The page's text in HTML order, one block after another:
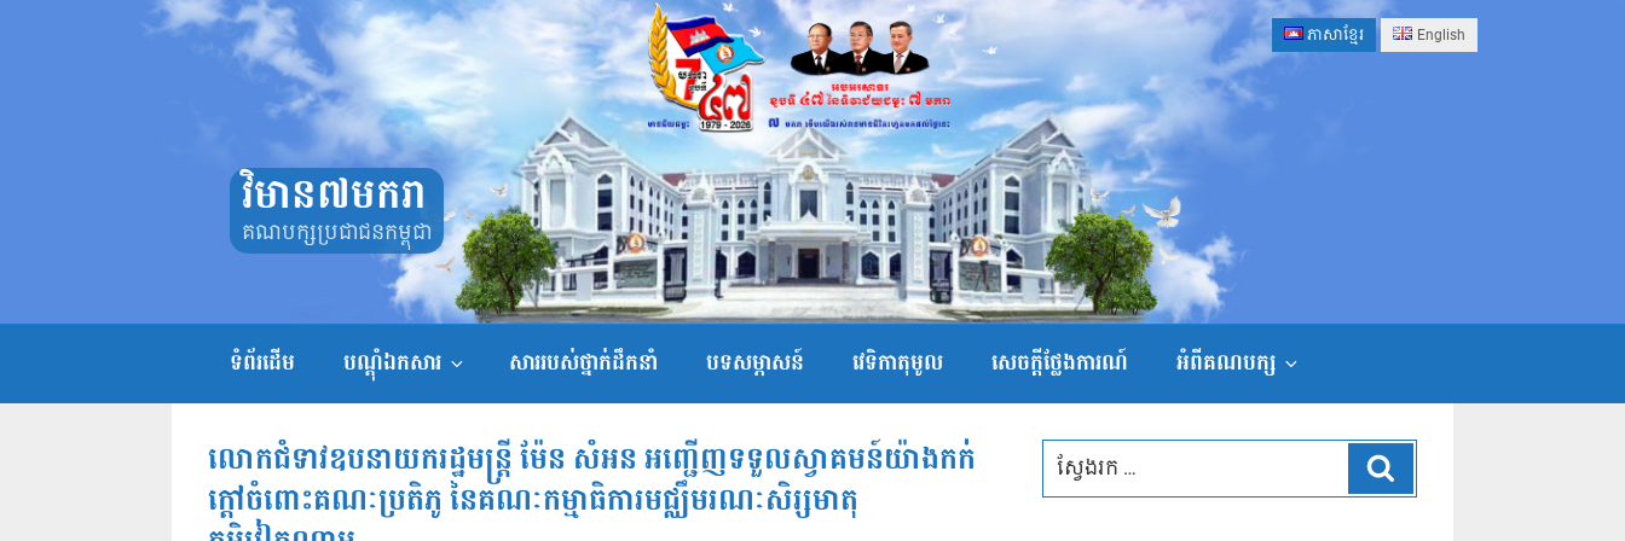
ភាសាខ្មែរ English
វិមាន៧មករា
គណបក្សប្រជាជនកម្ពុជា
ទំព័រដើម បណ្តុំឯកសារ សាររបស់ថ្នាក់ដឹកនាំ បទសម្ភាសន៍ វេទិកាតុមូល សេចក្ដីថ្លែងការណ៍ អំពីគណបក្ស
លោកជំទាវឧបនាយករដ្ឋមន្ត្រី ម៉ែន សំអន អញ្ជើញទទួលស្វាគមន៍យ៉ាងកក់
ក្តៅចំពោះគណៈប្រតិភូ នៃគណៈកម្មាធិការមជ្ឈឹមរណៈសិរ្សមាតុ